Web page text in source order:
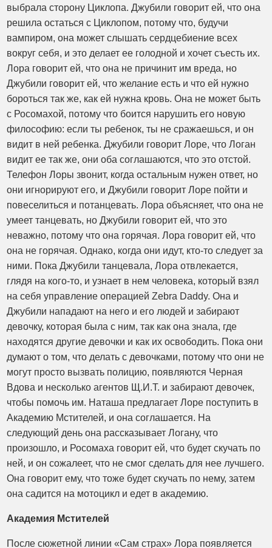
выбрала сторону Циклопа. Джубили говорит ей, что она
решила остаться с Циклопом, потому что, будучи
вампиром, она может слышать сердцебиение всех
вокруг себя, и это делает ее голодной и хочет съесть их.
Лора говорит ей, что она не причинит им вреда, но
Джубили говорит ей, что желание есть и что ей нужно
бороться так же, как ей нужна кровь. Она не может быть
с Росомахой, потому что боится нарушить его новую
философию: если ты ребенок, ты не сражаешься, и он
видит в ней ребенка. Джубили говорит Лоре, что Логан
видит ее так же, они оба соглашаются, что это отстой.
Телефон Лоры звонит, когда остальным нужен ответ, но
они игнорируют его, и Джубили говорит Лоре пойти и
повеселиться и потанцевать. Лора объясняет, что она не
умеет танцевать, но Джубили говорит ей, что это
неважно, потому что она горячая. Лора говорит ей, что
она не горячая. Однако, когда они идут, кто-то следует за
ними. Пока Джубили танцевала, Лора отвлекается,
глядя на кого-то, и узнает в нем человека, который взял
на себя управление операцией Zebra Daddy. Она и
Джубили нападают на него и его людей и забирают
девочку, которая была с ним, так как она знала, где
находятся другие девочки и как их освободить. Пока они
думают о том, что делать с девочками, потому что они не
могут просто вызвать полицию, появляются Черная
Вдова и несколько агентов Щ.И.Т. и забирают девочек,
чтобы помочь им. Наташа предлагает Лоре поступить в
Академию Мстителей, и она соглашается. На
следующий день она рассказывает Логану, что
произошло, и Росомаха говорит ей, что будет скучать по
ней, и он сожалеет, что не смог сделать для нее лучшего.
Она говорит ему, что тоже будет скучать по нему, затем
она садится на мотоцикл и едет в академию.
Академия Мстителей
После сюжетной линии «Сам страх» Лора появляется